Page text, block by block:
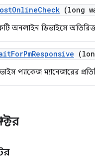
OnlineCheck (long
অনলাইন ডিভাইসে
ForPmResponsive
প্যাকেজ ম্যানেজারের